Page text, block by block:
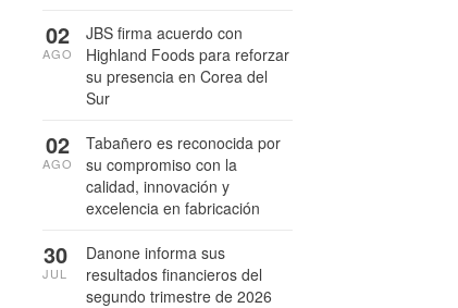
JBS firma acuerdo con
Highland Foods para reforzar
su presencia en Corea del
Sur
02
AGO
Tabañero es reconocida por
su compromiso con la
calidad, innovación y
excelencia en fabricación
02
AGO
Danone informa sus
resultados financieros del
segundo trimestre de 2026
30
JUL